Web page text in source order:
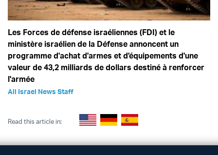
Les Forces de défense israéliennes (FDI) et le
ministère israélien de la Défense annoncent un
programme d'achat d'armes et d'équipements d'une
valeur de 43,2 milliards de dollars destiné à renforcer
l'armée
All Israel News Staff
Read this article in: